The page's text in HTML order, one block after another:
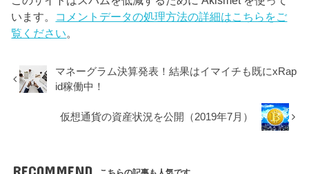
います。 コメントデータの処理方法の詳細はこちらをご
覧ください。
マネーグラム決算発表！結果はイマイチも既にxRap
id稼働中！
仮想通貨の資産状況を公開（2019年7月）